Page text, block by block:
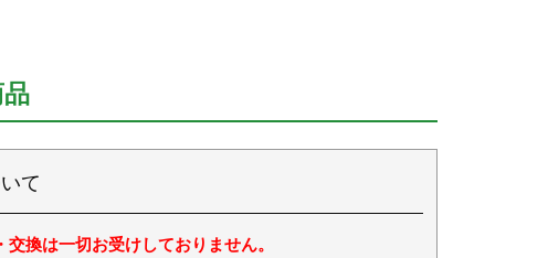
て
換は一切お受けしておりません。